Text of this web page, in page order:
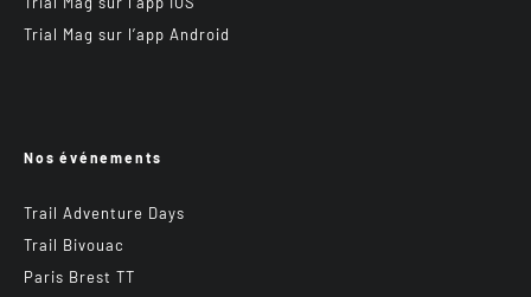
Trial Mag sur l’app Android
Nos événements
Trail Adventure Days
Trail Bivouac
Paris Brest TT